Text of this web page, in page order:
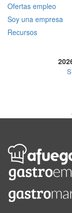
Ofertas empleo
Soy una empresa
Recursos